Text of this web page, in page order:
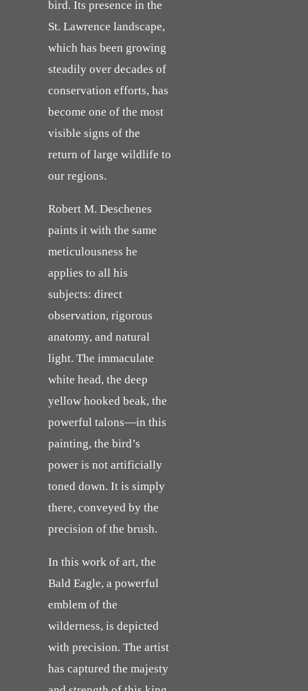
bird. Its presence in the
St. Lawrence landscape,
which has been growing
steadily over decades of
conservation efforts, has
become one of the most
visible signs of the
return of large wildlife to
our regions.
Robert M. Deschenes
paints it with the same
meticulousness he
applies to all his
subjects: direct
observation, rigorous
anatomy, and natural
light. The immaculate
white head, the deep
yellow hooked beak, the
powerful talons—in this
painting, the bird’s
power is not artificially
toned down. It is simply
there, conveyed by the
precision of the brush.
In this work of art, the
Bald Eagle, a powerful
emblem of the
wilderness, is depicted
with precision. The artist
has captured the majesty